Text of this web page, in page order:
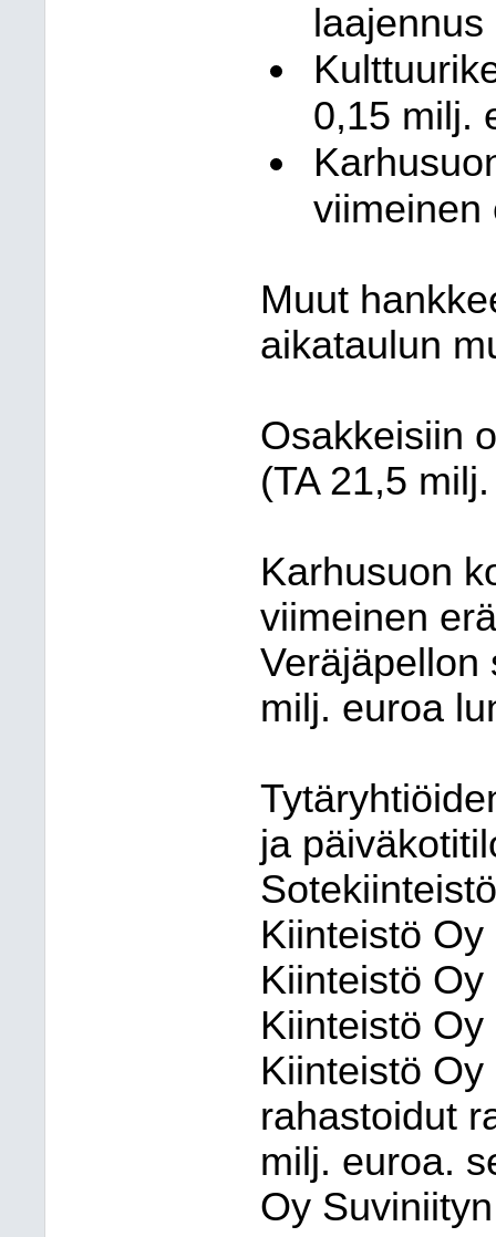
0,15 milj.
viimeinen
Muut
aikataulun
Osakkeisiin
(TA 21,5
Karhusuon
viimeinen
Veräjäpellon
milj. euroa
ja
Kiinteistö
Kiinteistö
Kiinteistö
Kiinteistö
rahastoidut
milj. euroa.
Oy